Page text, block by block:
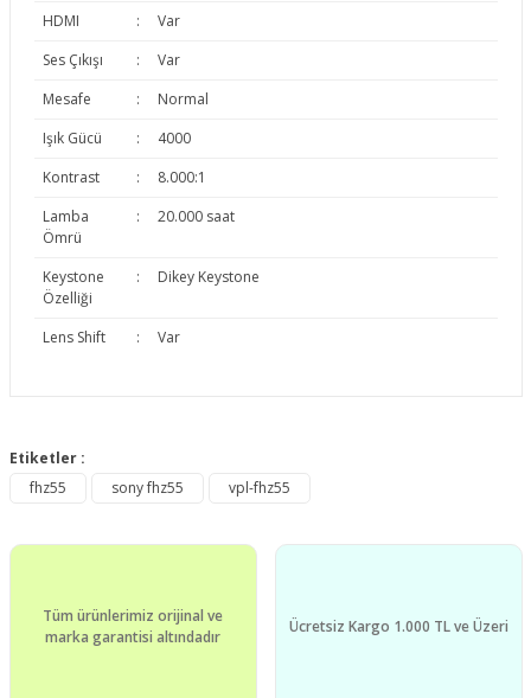
HDMI
:
Var
Ses Çıkışı
:
Var
Mesafe
:
Normal
Işık Gücü
:
4000
Kontrast
:
8.000:1
Lamba
Ömrü
: 20.000 saat
Keystone
Özelliği
: Dikey Keystone
Lens Shift : Var
konularda yetersiz gördüğünüz noktaları öneri formunu
Görüş ve önerileriniz için teşekkür ederiz.
Ürün resmi kalitesiz, bozuk veya görüntülenemiyor.
Ürün bilgilerinde hatalar bulunuyor.
Etiketler :
fhz55
sony fhz55 vpl-fhz55
Tüm ürünlerimiz orijinal ve
marka garantisi altındadır
Ücretsiz Kargo 1.000 TL ve Üzeri